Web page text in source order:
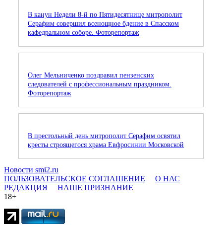
В канун Недели 8-й по Пятидесятнице митрополит
Серафим совершил всенощное бдение в Спасском
кафедральном соборе. Фоторепортаж
Олег Мельниченко поздравил пензенских
следователей с профессиональным праздником.
Фоторепортаж
В престольный день митрополит Серафим освятил
кресты строящегося храма Евфросинии Московской
Новости smi2.ru
ПОЛЬЗОВАТЕЛЬСКОЕ СОГЛАШЕНИЕ
О НАС
РЕДАКЦИЯ
НАШЕ ПРИЗНАНИЕ
18+